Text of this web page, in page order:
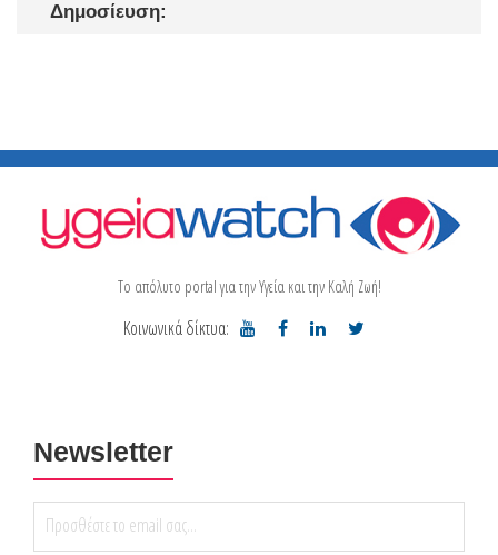
Δημοσίευση:
Το απόλυτο portal για την Υγεία και την Καλή Ζωή!
Κοινωνικά δίκτυα:
Newsletter